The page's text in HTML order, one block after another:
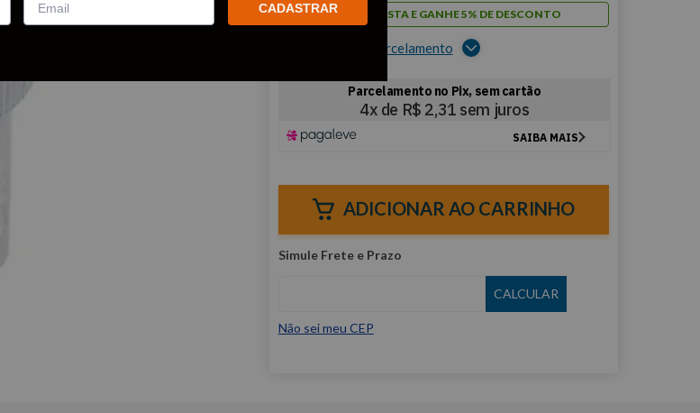
PAGUE À VISTA E GANHE 5% DE DESCONTO
Ver opções de parcelamento
ADICIONAR AO CARRINHO
Não sei meu CEP
CADASTRAR